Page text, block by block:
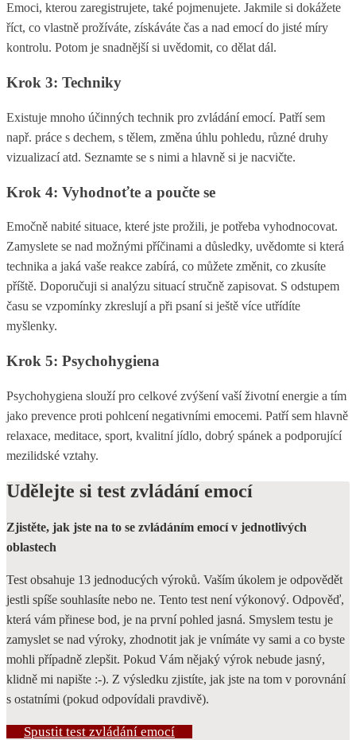
Emoci, kterou zaregistrujete, také pojmenujete. Jakmile si dokážete
říct, co vlastně prožíváte, získáváte čas a nad emocí do jisté míry
kontrolu. Potom je snadnější si uvědomit, co dělat dál.
Krok 3: Techniky
Existuje mnoho účinných technik pro zvládání emocí. Patří sem
např. práce s dechem, s tělem, změna úhlu pohledu, různé druhy
vizualizací atd. Seznamte se s nimi a hlavně si je nacvičte.
Krok 4: Vyhodnoťte a poučte se
Emočně nabité situace, které jste prožili, je potřeba vyhodnocovat.
Zamyslete se nad možnými příčinami a důsledky, uvědomte si která
technika a jaká vaše reakce zabírá, co můžete změnit, co zkusíte
příště. Doporučuji si analýzu situací stručně zapisovat. S odstupem
času se vzpomínky zkreslují a při psaní si ještě více utřídíte
myšlenky.
Krok 5: Psychohygiena
Psychohygiena slouží pro celkové zvýšení vaší životní energie a tím
jako prevence proti pohlcení negativními emocemi. Patří sem hlavně
relaxace, meditace, sport, kvalitní jídlo, dobrý spánek a podporující
mezilidské vztahy.
Udělejte si test zvládání emocí
Zjistěte, jak jste na to se zvládáním emocí v jednotlivých
oblastech
Test obsahuje 13 jednoducých výroků. Vaším úkolem je odpovědět
jestli spíše souhlasíte nebo ne. Tento test není výkonový. Odpověď,
která vám přinese bod, je na první pohled jasná. Smyslem testu je
zamyslet se nad výroky, zhodnotit jak je vnímáte vy sami a co byste
mohli případně zlepšit. Pokud Vám nějaký výrok nebude jasný,
klidně mi napište :-). Z výsledku zjistíte, jak jste na tom v porovnání
s ostatními (pokud odpovídali pravdivě).
Spustit test zvládání emocí